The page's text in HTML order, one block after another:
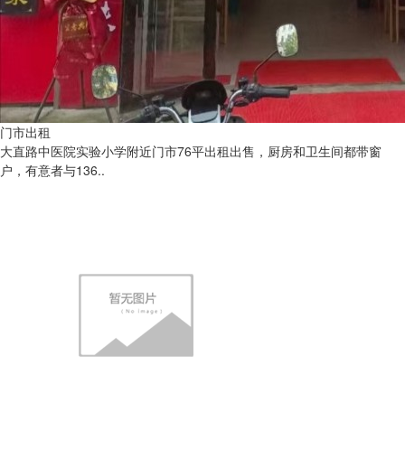
门市出租
大直路中医院实验小学附近门市76平出租出售，厨房和卫生间都带窗
户，有意者与136..